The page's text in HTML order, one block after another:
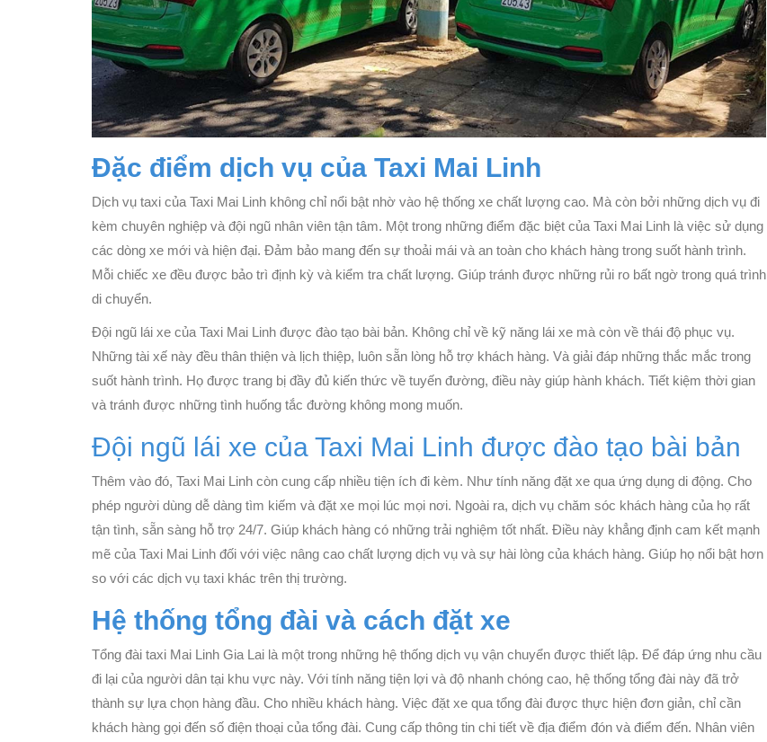
Đặc điểm dịch vụ của Taxi Mai Linh
Dịch vụ taxi của Taxi Mai Linh không chỉ nổi bật nhờ vào hệ thống xe chất lượng cao. Mà còn bởi những dịch vụ đi
kèm chuyên nghiệp và đội ngũ nhân viên tận tâm. Một trong những điểm đặc biệt của Taxi Mai Linh là việc sử dụng
các dòng xe mới và hiện đại. Đảm bảo mang đến sự thoải mái và an toàn cho khách hàng trong suốt hành trình.
Mỗi chiếc xe đều được bảo trì định kỳ và kiểm tra chất lượng. Giúp tránh được những rủi ro bất ngờ trong quá trình
di chuyển.
Đội ngũ lái xe của Taxi Mai Linh được đào tạo bài bản. Không chỉ về kỹ năng lái xe mà còn về thái độ phục vụ.
Những tài xế này đều thân thiện và lịch thiệp, luôn sẵn lòng hỗ trợ khách hàng. Và giải đáp những thắc mắc trong
suốt hành trình. Họ được trang bị đầy đủ kiến thức về tuyến đường, điều này giúp hành khách. Tiết kiệm thời gian
và tránh được những tình huống tắc đường không mong muốn.
Đội ngũ lái xe của Taxi Mai Linh được đào tạo bài bản
Thêm vào đó, Taxi Mai Linh còn cung cấp nhiều tiện ích đi kèm. Như tính năng đặt xe qua ứng dụng di động. Cho
phép người dùng dễ dàng tìm kiếm và đặt xe mọi lúc mọi nơi. Ngoài ra, dịch vụ chăm sóc khách hàng của họ rất
tận tình, sẵn sàng hỗ trợ 24/7. Giúp khách hàng có những trải nghiệm tốt nhất. Điều này khẳng định cam kết mạnh
mẽ của Taxi Mai Linh đối với việc nâng cao chất lượng dịch vụ và sự hài lòng của khách hàng. Giúp họ nổi bật hơn
so với các dịch vụ taxi khác trên thị trường.
Hệ thống tổng đài và cách đặt xe
Tổng đài taxi Mai Linh Gia Lai là một trong những hệ thống dịch vụ vận chuyển được thiết lập. Để đáp ứng nhu cầu
đi lại của người dân tại khu vực này. Với tính năng tiện lợi và độ nhanh chóng cao, hệ thống tổng đài này đã trở
thành sự lựa chọn hàng đầu. Cho nhiều khách hàng. Việc đặt xe qua tổng đài được thực hiện đơn giản, chỉ cần
khách hàng gọi đến số điện thoại của tổng đài. Cung cấp thông tin chi tiết về địa điểm đón và điểm đến. Nhân viên